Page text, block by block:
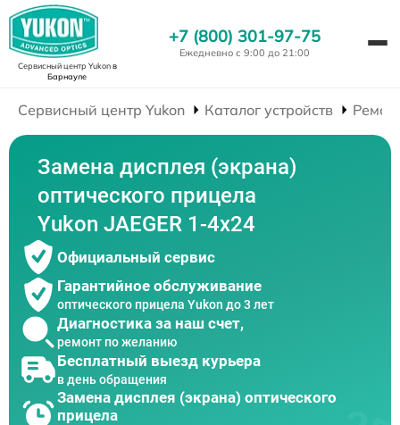
Сервисный центр Yukonв
Барнауле
+7 (800) 301-97-75
Ежедневно с 9:00 до 21:00
Сервисный центр Yukon Каталог устройств
Замена дисплея (экрана)
оптического прицела
Yukon JAEGER 1-4x24
Официальный сервис
Гарантийное обслуживание
оптического прицела Yukon до 3 лет
Диагностика за наш счет,
ремонт по желанию
Бесплатный выезд курьера
в день обращения
Замена дисплея (экрана) оптического
прицела